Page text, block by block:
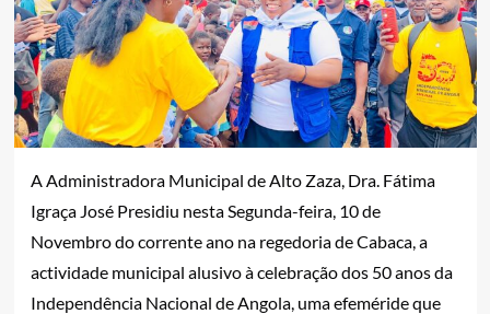
A Administradora Municipal de Alto Zaza, Dra. Fátima
Igraça José Presidiu nesta Segunda-feira, 10 de
Novembro do corrente ano na regedoria de Cabaca, a
actividade municipal alusivo à celebração dos 50 anos da
Independência Nacional de Angola, uma efeméride que